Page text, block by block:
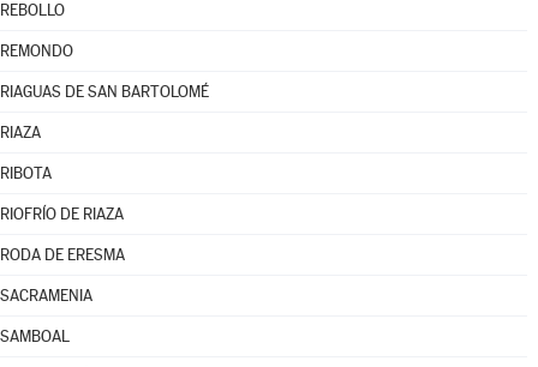
REBOLLO
REMONDO
RIAGUAS DE SAN BARTOLOMÉ
RIAZA
RIBOTA
RIOFRÍO DE RIAZA
RODA DE ERESMA
SACRAMENIA
SAMBOAL